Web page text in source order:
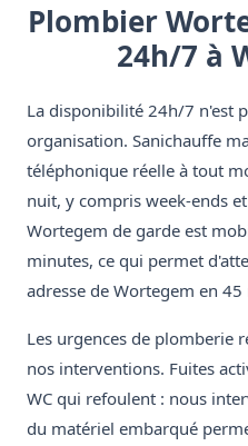
Plombier
24h/7 à
La disponibilité 24h/7 n'est
organisation. Sanichauffe
téléphonique réelle à tout
nuit, y compris week-ends
Wortegem de garde est
minutes, ce qui permet
adresse de Wortegem en
Les urgences de plomberie
nos interventions. Fuites
WC qui refoulent : nous
du matériel embarqué